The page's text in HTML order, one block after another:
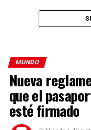
Enfoque
informar a la comunidad
que suceden a nivel local
MUNDO
Nueva
que el
esté firmado